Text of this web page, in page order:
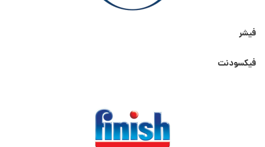
فیشر
فیکسودنت